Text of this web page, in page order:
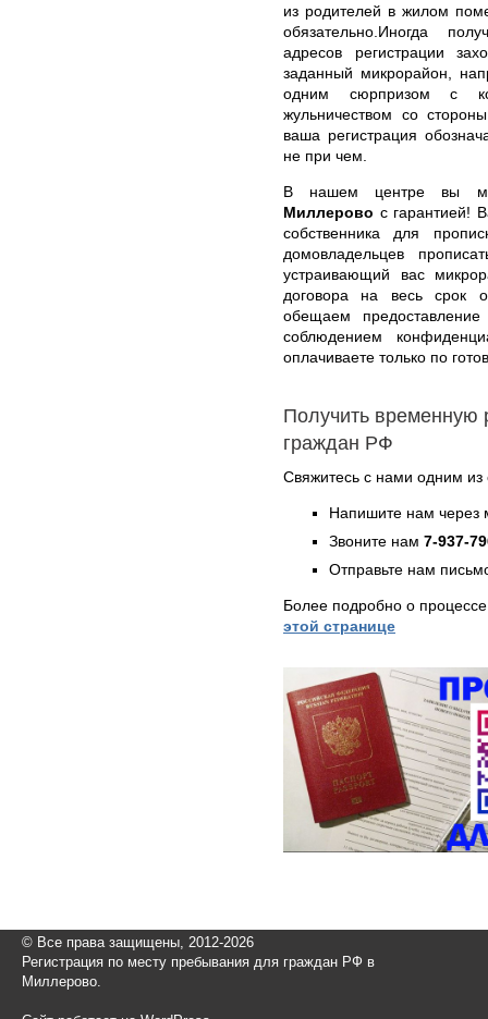
из родителей в жилом
обязательно.Иногда
адресов регистрации
заданный микрорайон,
одним сюрпризом с
жульничеством со
ваша регистрация
не при чем.
В нашем центре вы
Миллерово с гарантией!
собственника для
домовладельцев
устраивающий вас
договора на весь срок
обещаем
соблюдением
оплачиваете только по
Получить временную
граждан РФ
Свяжитесь с нами одним
Напишите нам через
Звоните нам 7-937-
Отправьте нам
Более подробно о
этой странице
© Все права защищены, 2012-2026
Регистрация по месту пребывания для граждан РФ в
Миллерово.